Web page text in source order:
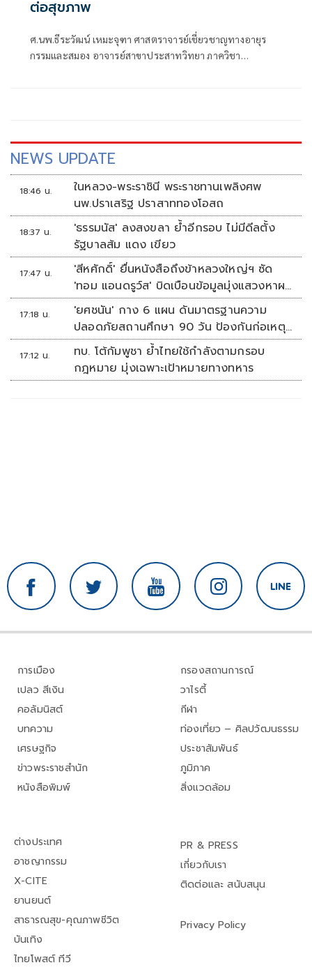
ต่อสุขภาพ
ศ.นพ.ธีระวัฒน์ เหมะจุฑา ศาสตราจารย์เชี่ยวชาญทางอายุร
กรรมและสมอง อาจารย์สาขาประสาทวิทยา ภาควิชา
NEWS UPDATE
18:46 น.
ในหลวง-พระราชินี พระราชทานเพลิงศพ
นพ.ปราเสริฐ ปราสาททองโอสถ
18:37 น.
'ธรรมนัส' ลงสงขลา ย้ำอีกรอบ ไม่มีดีลตั้ง
รัฐบาลส้ม แดง เขียว
17:47 น.
'สีหศักดิ์' ยื่นหนังสือถึงข้าหลวงใหญ่ฯ ซัด
'ทอม แอนดรูว์ส' บิดเบือนข้อมูลมุ่งแสวงหาผล
ประโยชน์ทางการเมือง
17:18 น.
'ยศชนัน' กาง 6 แผน ดันมาตรฐานความ
ปลอดภัยสถานศึกษา 90 วัน ป้องกันก่อเหตุ
รุนแรง
17:12 น.
ทบ. โต้กัมพูชา ย้ำไทยใช้กำลังตามกรอบ
กฎหมาย มุ่งเฉพาะเป้าหมายทางทหาร
การเมือง
เปลว สีเงิน
คอลัมนิสต์
บทความ
เศรษฐกิจ
ข่าวพระราชสำนัก
หนังสือพิมพ์
กรองสถานการณ์
วาไรตี้
กีฬา
ท่องเที่ยว – ศิลปวัฒนธรรม
ประชาสัมพันธ์
ภูมิภาค
สิ่งแวดล้อม
ต่างประเทศ
อาชญากรรม
X-CITE
ยานยนต์
สาธารณสุข-คุณภาพชีวิต
บันเทิง
ไทยโพสต์ ทีวี
PR & PRESS
เกี่ยวกับเรา
ติดต่อและ สนับสนุน
Privacy Policy